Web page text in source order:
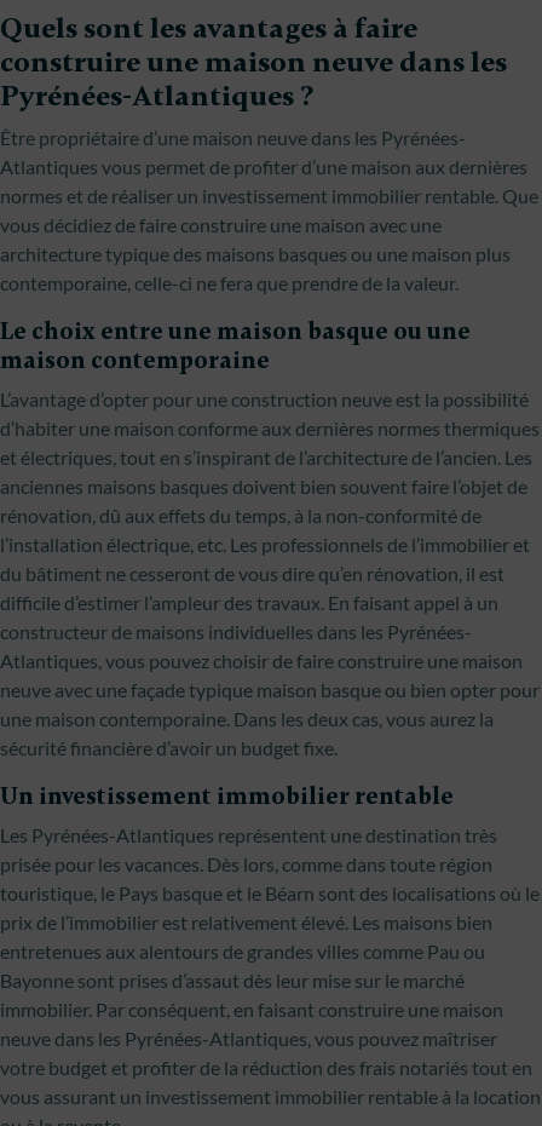
Quels sont les avantages à faire
construire une maison neuve dans les
Pyrénées-Atlantiques ?
Être propriétaire d’une maison neuve dans les Pyrénées-
Atlantiques vous permet de profiter d’une maison aux dernières
normes et de réaliser un investissement immobilier rentable. Que
vous décidiez de faire construire une maison avec une
architecture typique des maisons basques ou une maison plus
contemporaine, celle-ci ne fera que prendre de la valeur.
Le choix entre une maison basque ou une
maison contemporaine
L’avantage d’opter pour une construction neuve est la possibilité
d’habiter une maison conforme aux dernières normes thermiques
et électriques, tout en s’inspirant de l’architecture de l’ancien. Les
anciennes maisons basques doivent bien souvent faire l’objet de
rénovation, dû aux effets du temps, à la non-conformité de
l’installation électrique, etc. Les professionnels de l’immobilier et
du bâtiment ne cesseront de vous dire qu’en rénovation, il est
difficile d’estimer l’ampleur des travaux. En faisant appel à un
constructeur de maisons individuelles dans les Pyrénées-
Atlantiques, vous pouvez choisir de faire construire une maison
neuve avec une façade typique maison basque ou bien opter pour
une maison contemporaine. Dans les deux cas, vous aurez la
sécurité financière d’avoir un budget fixe.
Un investissement immobilier rentable
Les Pyrénées-Atlantiques représentent une destination très
prisée pour les vacances. Dès lors, comme dans toute région
touristique, le Pays basque et le Béarn sont des localisations où le
prix de l’immobilier est relativement élevé. Les maisons bien
entretenues aux alentours de grandes villes comme Pau ou
Bayonne sont prises d’assaut dès leur mise sur le marché
immobilier. Par conséquent, en faisant construire une maison
neuve dans les Pyrénées-Atlantiques, vous pouvez maîtriser
votre budget et profiter de la réduction des frais notariés tout en
vous assurant un investissement immobilier rentable à la location